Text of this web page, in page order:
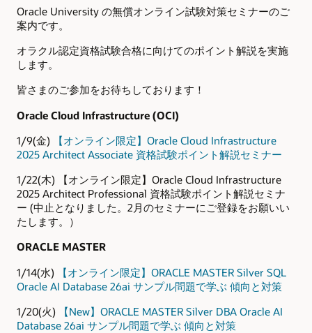
Oracle University の無償オンライン試験対策セミナーのご
案内です。
オラクル認定資格試験合格に向けてのポイント解説を実施
します。
皆さまのご参加をお待ちしております！
Oracle Cloud Infrastructure (OCI)
1/9(金)
【オンライン限定】Oracle Cloud Infrastructure
2025 Architect Associate 資格試験ポイント解説セミナー
1/22(木) 【オンライン限定】Oracle Cloud Infrastructure
2025 Architect Professional 資格試験ポイント解説セミナ
ー (中止となりました。2月のセミナーにご登録をお願いい
たします。）
ORACLE MASTER
1/14(水)
【オンライン限定】ORACLE MASTER Silver SQL
Oracle AI Database 26ai サンプル問題で学ぶ 傾向と対策
1/20(火)
【New】ORACLE MASTER Silver DBA Oracle AI
Database 26ai サンプル問題で学ぶ 傾向と対策